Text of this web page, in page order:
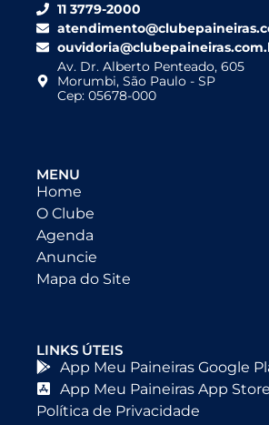
11 3779-2000
Av. Dr. Alberto Penteado, 605
Morumbi, São Paulo - SP
Cep: 05678-000
MENU
Home
O Clube
Agenda
Anuncie
Mapa do Site
LINKS ÚTEIS
App Meu Paineiras Google
App Meu Paineiras App Store
Política de Privacidade